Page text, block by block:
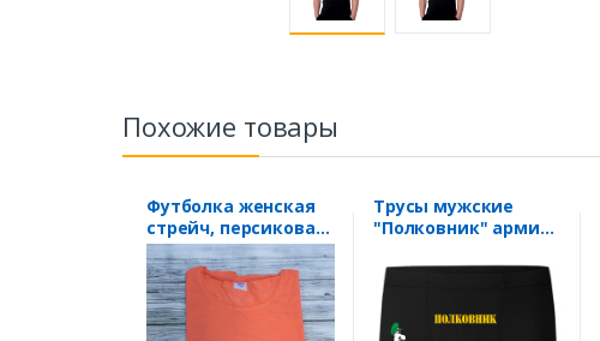
Похожие товары
Футболка женская
стрейч, персиковая
без рисунка
Трусы мужские
"Полковник" армия